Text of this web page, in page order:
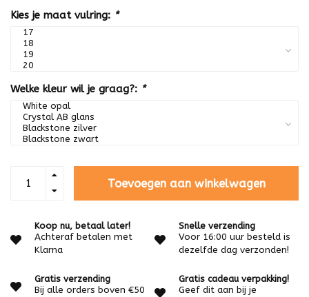
Kies je maat vulring: *
Welke kleur wil je graag?: *
Toevoegen aan winkelwagen
Koop nu, betaal later!
Achteraf betalen met
Klarna
Snelle verzending
Voor 16:00 uur besteld is
dezelfde dag verzonden!
Gratis verzending
Bij alle orders boven €50
Gratis cadeau verpakking!
Geef dit aan bij je